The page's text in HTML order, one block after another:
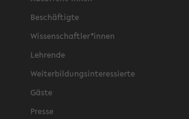
Beschäftigte
Wissenschaftler*innen
Lehrende
Weiterbildungsinteressierte
Gäste
Presse